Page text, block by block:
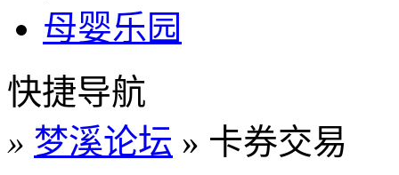
母婴乐园
快捷导航
» 梦溪论坛 » 卡券交易